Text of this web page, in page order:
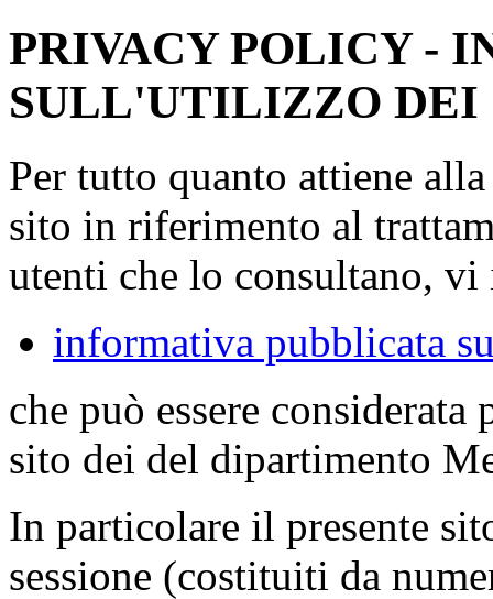
PRIVACY POLICY -
SULL'UTILIZZO DEI
Per tutto quanto attiene
sito in riferimento al
utenti che lo consultano,
informativa pubblicata
che può essere
sito dei del dipartimento
In particolare il presente
sessione (costituiti da